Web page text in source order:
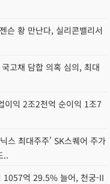
슨 황 만난다, 실리콘밸리서
고채 담합 의혹 심의, 최대
이익 2조2천억 순이익 1조7
스 최대주주' SK스퀘어 주가
..
1057억 29.5% 늘어, 천궁-II